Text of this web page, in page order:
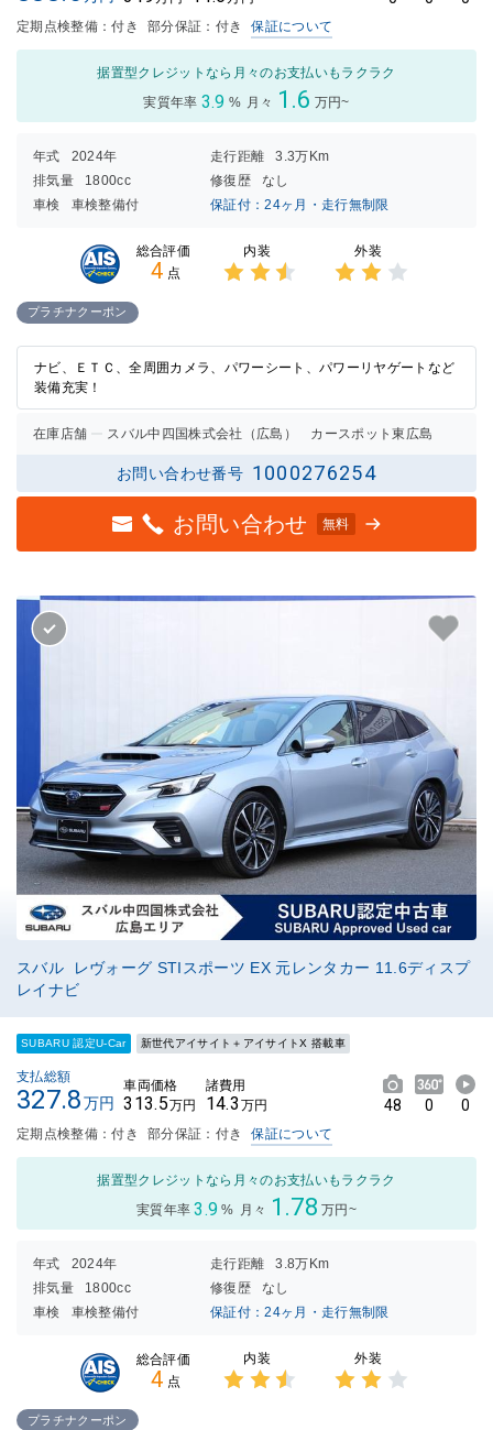
定期点検整備：付き 部分保証：付き 保証について
据置型クレジットなら月々のお支払いもラクラク
実質年率 3.9 % 月々 1.6 万円~
年式 2024年 走行距離
3.3万Km
排気量
1800cc 修復歴
なし
車検
車検整備付 保証付：24ヶ月・走行無制限
総合評価
4 点
内装 外装
プラチナクーポン
ナビ、ＥＴＣ、全周囲カメラ、パワーシート、パワーリヤゲートなど
装備充実！
在庫店舗 スバル中四国株式会社（広島） カースポット東広島
お問い合わせ番号 1000276254
お問い合わせ 無料
スバル レヴォーグ STIスポーツ EX 元レンタカー 11.6ディスプ
レイナビ
SUBARU 認定U-Car 新世代アイサイト＋アイサイトX 搭載車
支払総額
327.8万円
車両価格
313.5万円
諸費用
14.3 万円 48 0 0
定期点検整備：付き 部分保証：付き 保証について
据置型クレジットなら月々のお支払いもラクラク
実質年率 3.9 % 月々 1.78 万円~
年式 2024年 走行距離
3.8万Km
排気量
1800cc 修復歴
なし
車検
車検整備付 保証付：24ヶ月・走行無制限
総合評価
4 点
内装 外装
プラチナクーポン